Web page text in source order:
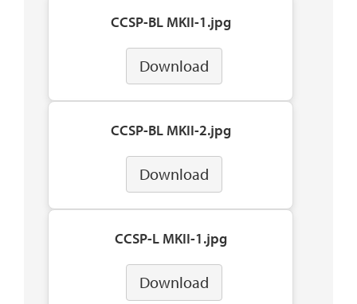
CCSP-BL MKII-1.jpg
Download
CCSP-BL MKII-2.jpg
Download
CCSP-L MKII-1.jpg
Download